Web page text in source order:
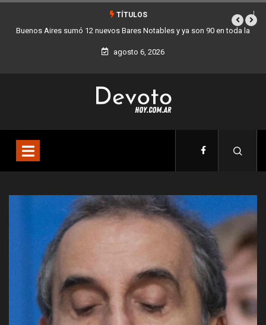
TÍTULOS
y ya son 90 en toda la Los stands móviles de la Ciudad llegan esta
agosto 6, 2026